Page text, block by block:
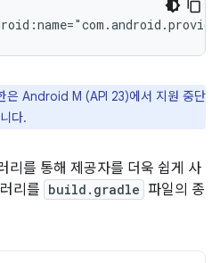
은 Android M (API 23)에서 지원 중단
다.
리를 통해 제공자를 더욱 쉽게 사
리를 build.gradle 파일의 종